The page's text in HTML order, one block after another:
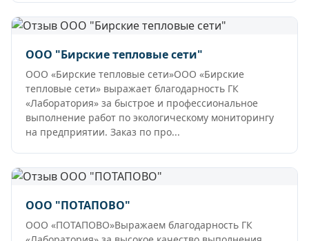
ООО "Бирские тепловые сети"
ООО «Бирские тепловые сети»ООО «Бирские
тепловые сети» выражает благодарность ГК
«Лаборатория» за быстрое и профессиональное
выполнение работ по экологическому мониторингу
на предприятии. Заказ по про...
ООО "ПОТАПОВО"
ООО «ПОТАПОВО»Выражаем благодарность ГК